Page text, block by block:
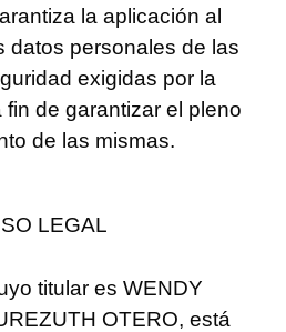
la aplicación al
datos personales de las
exigidas por la
fin de garantizar el pleno
de las mismas.
LEGAL
titular es WENDY
OTERO, está